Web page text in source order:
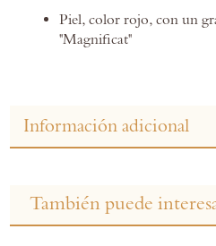
Piel, color rojo, con un
"Magnificat"
Información adicional
También puede